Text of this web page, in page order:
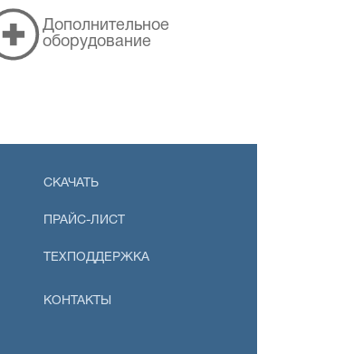
Дополнительное
оборудование
СКАЧАТЬ
ПРАЙС-ЛИСТ
ТЕХПОДДЕРЖКА
КОНТАКТЫ